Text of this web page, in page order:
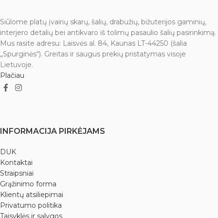
vandens iš varinės gertuvės.*
*Įspėjimas:Apribokite
vartojimą iki 3 puodelių (710 ml)
per dieną. Pateikta informacija
nėra moksliškai įrodyta ir yra tik
rekomenduojamo pobūdžio.
Nerekomenduojama plauti
Siūlome platų įvairių skarų, šalių, drabužių, bižuterijos gaminių,
interjero detalių bei antikvaro iš tolimų pasaulio šalių pasirinkimą.
Mus rasite adresu: Laisvės al. 84, Kaunas LT-44250 (šalia
„Spurginės“). Greitas ir saugus prekių pristatymas visoje
Lietuvoje.
Plačiau
INFORMACIJA PIRKĖJAMS
DUK
Kontaktai
Straipsniai
Grąžinimo forma
Klientų atsiliepimai
Privatumo politika
Taisyklės ir sąlygos